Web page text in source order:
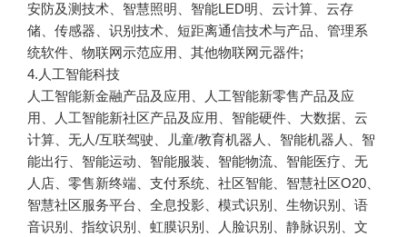
安防及测技术、智慧照明、智能LED明、云计算、云存
储、传感器、识别技术、短距离通信技术与产品、管理系
统软件、物联网示范应用、其他物联网元器件;
4.人工智能科技
人工智能新金融产品及应用、人工智能新零售产品及应
用、人工智能新社区产品及应用、智能硬件、大数据、云
计算、无人/互联驾驶、儿童/教育机器人、智能机器人、智
能出行、智能运动、智能服装、智能物流、智能医疗、无
人店、零售新终端、支付系统、社区智能、智慧社区O20、
智慧社区服务平台、全息投影、模式识别、生物识别、语
音识别、指纹识别、虹膜识别、人脸识别、静脉识别、文